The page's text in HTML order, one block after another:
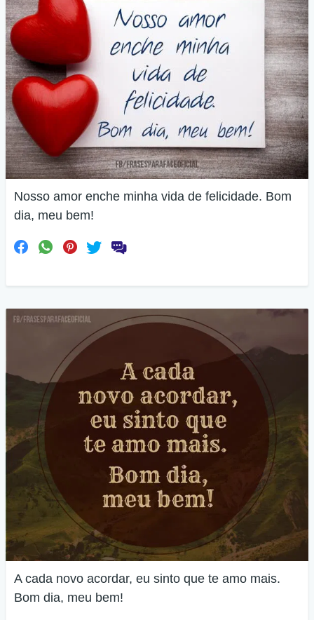
Nosso amor enche minha vida de felicidade. Bom
dia, meu bem!
A cada novo acordar, eu sinto que te amo mais.
Bom dia, meu bem!